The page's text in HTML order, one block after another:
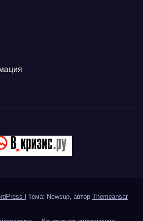
Тема: Newsup, автор Themeansar